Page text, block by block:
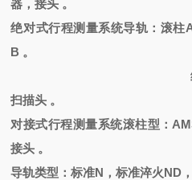
器，接头 。
绝对式行程测量系统导轨：滚柱
B 。
扫描头 。
对接式行程测量系统滚柱型：
接头 。
导轨类型：标准N，标准淬火ND